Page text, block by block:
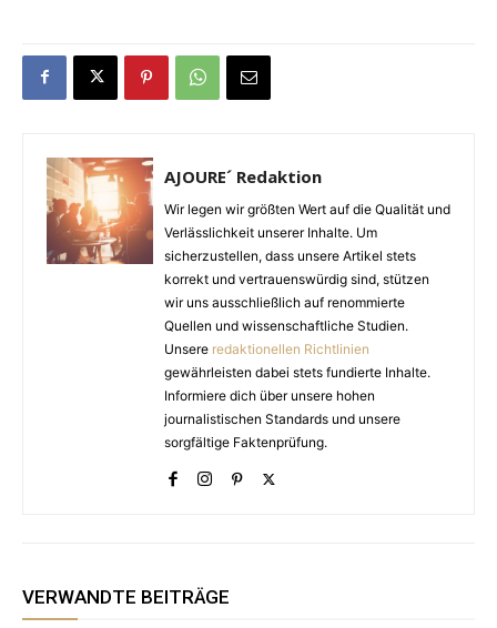
AJOURE´ Redaktion
Wir legen wir größten Wert auf die Qualität und
Verlässlichkeit unserer Inhalte. Um
sicherzustellen, dass unsere Artikel stets
korrekt und vertrauenswürdig sind, stützen
wir uns ausschließlich auf renommierte
Quellen und wissenschaftliche Studien.
Unsere redaktionellen Richtlinien
gewährleisten dabei stets fundierte Inhalte.
Informiere dich über unsere hohen
journalistischen Standards und unsere
sorgfältige Faktenprüfung.
VERWANDTE BEITRÄGE